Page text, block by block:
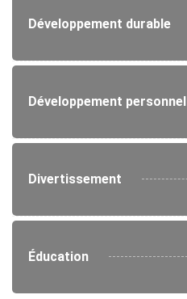
Développement durable
Développement personnel
Divertissement
Éducation